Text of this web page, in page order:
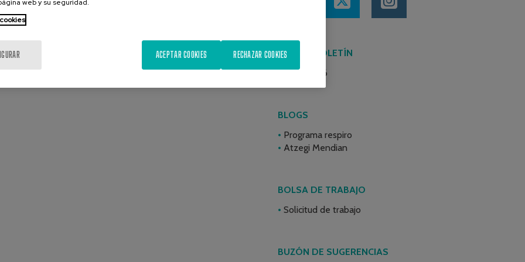
ÚLTIMO BOLETÍN
Junio 2026
BLOGS
Programa respiro
Atzegi Mendian
BOLSA DE TRABAJO
Solicitud de trabajo
BUZÓN DE SUGERENCIAS
web y su seguridad.
RECHAZAR COOKIES
ACEPTAR COOKIES